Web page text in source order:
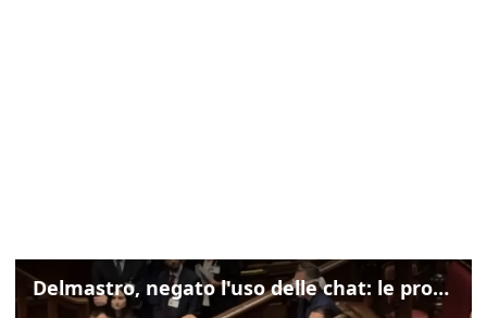
Delmastro, negato l'uso delle chat: le proteste di Avs e M5s